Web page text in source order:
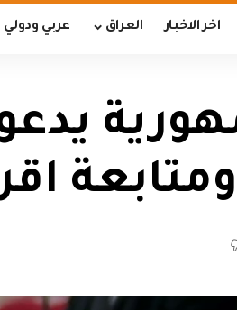
اخر الاخبار العراق عربي ودولي